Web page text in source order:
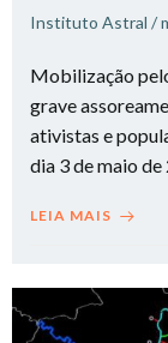
Instituto Astral /
Mobilização
grave
ativistas e
dia 3 de maio de
LEIA MAIS